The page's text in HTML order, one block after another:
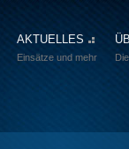
AKTUELLES
Einsätze und mehr